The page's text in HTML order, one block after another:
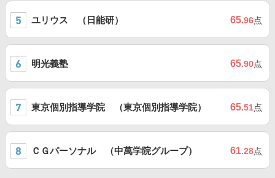
ユリウス （日能研） 65.96点
明光義塾 65.90点
東京個別指導学院 （東京個別指導学院） 65.51点
ＣＧパーソナル （中萬学院グループ） 61.28点